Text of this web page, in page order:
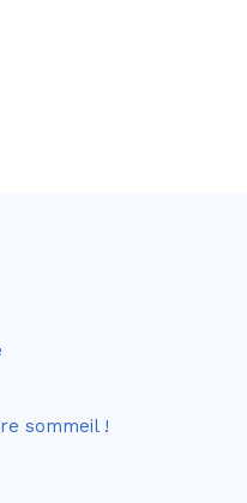
sommeil !